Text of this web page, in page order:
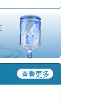
查看更多